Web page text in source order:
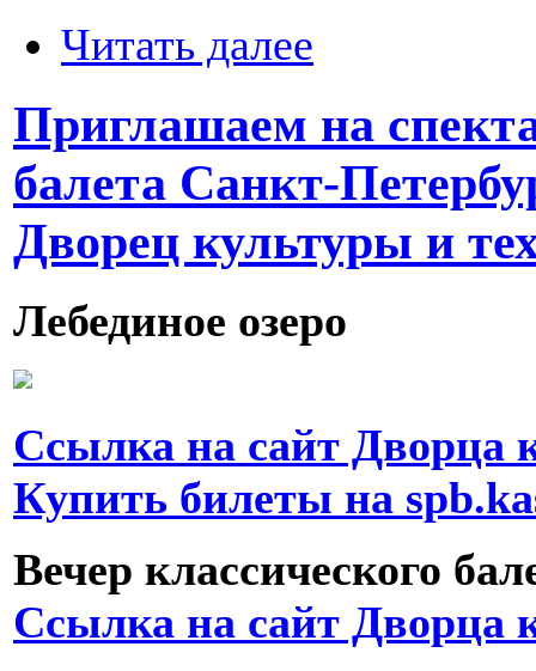
Читать далее
Приглашаем на
балета Санкт-
Дворец культуры и
Лебединое озеро
Ссылка на сайт Дворца
Купить билеты на
Вечер классического
Ссылка на сайт Дворца